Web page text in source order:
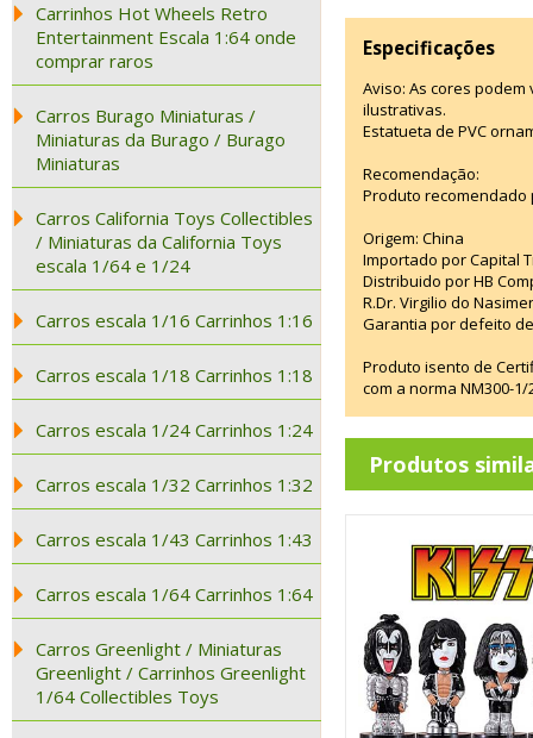
Carrinhos Hot Wheels Retro
Entertainment Escala 1:64 onde
comprar raros
Carros Burago Miniaturas /
Miniaturas da Burago / Burago
Miniaturas
Carros California Toys Collectibles
/ Miniaturas da California Toys
escala 1/64 e 1/24
Carros escala 1/16 Carrinhos 1:16
Carros escala 1/18 Carrinhos 1:18
Carros escala 1/24 Carrinhos 1:24
Carros escala 1/32 Carrinhos 1:32
Carros escala 1/43 Carrinhos 1:43
Carros escala 1/64 Carrinhos 1:64
Carros Greenlight / Miniaturas
Greenlight / Carrinhos Greenlight
1/64 Collectibles Toys
Especificações
Aviso: As cores
ilustrativas.
Estatueta de PVC
Recomendação:
Produto recomendado
Origem: China
Importado por Capital
Distribuido por HB
R.Dr. Virgilio do
Garantia por defeito
Produto isento de
com a norma NM300-
Produtos